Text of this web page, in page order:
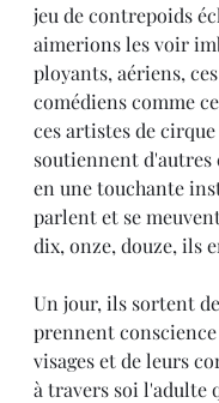
jeu de contrepoids
aimerions les voir
ployants, aériens,
comédiens comme
ces artistes de
soutiennent d'autres
en une touchante
parlent et se
dix, onze, douze, ils
Un jour, ils sortent
prennent
visages et de leurs
à travers soi l'adulte